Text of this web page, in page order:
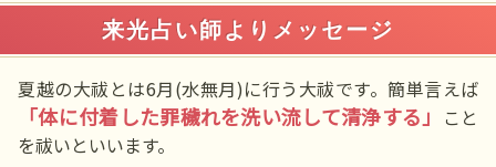
来光占い師よりメッセージ
夏越の大祓とは6月(水無月)に行う大祓です。簡単言えば
「体に付着した罪穢れを洗い流して清浄する」
こと
を祓いといいます。